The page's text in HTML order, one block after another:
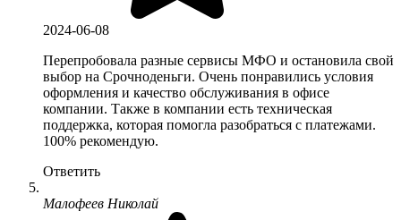
2024-06-08
Перепробовала разные сервисы МФО и остановила свой
выбор на Срочноденьги. Очень понравились условия
оформления и качество обслуживания в офисе
компании. Также в компании есть техническая
поддержка, которая помогла разобраться с платежами.
100% рекомендую.
Ответить
Малофеев Николай